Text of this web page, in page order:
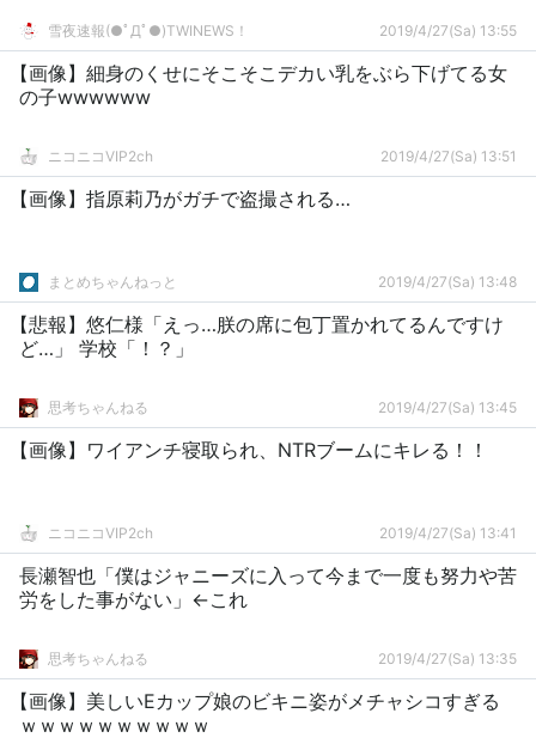
雪夜速報(●ﾟДﾟ●)TWINEWS！ 2019/4/27(Sa) 13:55
【画像】細身のくせにそこそこデカい乳をぶら下げてる女
の子wwwwww
ニコニコVIP2ch 2019/4/27(Sa) 13:51
【画像】指原莉乃がガチで盗撮される…
まとめちゃんねっと 2019/4/27(Sa) 13:48
【悲報】悠仁様「えっ…朕の席に包丁置かれてるんですけ
ど…」 学校「！？」
思考ちゃんねる 2019/4/27(Sa) 13:45
【画像】ワイアンチ寝取られ、NTRブームにキレる！！
ニコニコVIP2ch 2019/4/27(Sa) 13:41
長瀬智也「僕はジャニーズに入って今まで一度も努力や苦
労をした事がない」←これ
思考ちゃんねる 2019/4/27(Sa) 13:35
【画像】美しいEカップ娘のビキニ姿がメチャシコすぎる
ｗｗｗｗｗｗｗｗｗｗ